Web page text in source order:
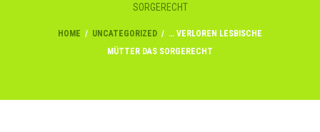
SORGERECHT
HOME / UNCATEGORIZED / … VERLOREN LESBISCHE
MÜTTER DAS SORGERECHT